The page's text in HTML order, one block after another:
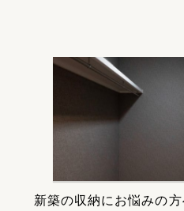
新築の収納にお悩みの